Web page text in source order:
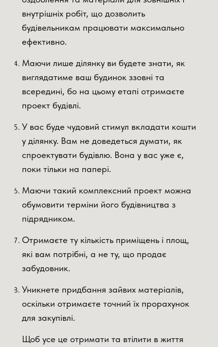
внутрішніх робіт, що дозволить
будівельникам працювати максимально
ефективно.
Маючи лише ділянку ви будете знати, як
виглядатиме ваш будинок ззовні та
всередині, бо на цьому етапі отримаєте
проект будівлі.
У вас буде чудовий стимул вкладати кошти
у ділянку. Вам не доведеться думати, як
спроектувати будівлю. Вона у вас уже є,
поки тільки на папері.
Маючи такий комплексний проект можна
обумовити терміни його будівництва з
підрядником.
Отримаєте ту кількість приміщень і площ,
які вам потрібні, а не ту, що продає
забудовник.
Уникнете придбання зайвих матеріалів,
оскільки отримаєте точний їх прорахунок
для закупівлі.
Щоб усе це отримати та втілити в життя